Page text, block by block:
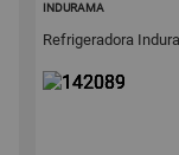
INDURAMA
Refrigeradora